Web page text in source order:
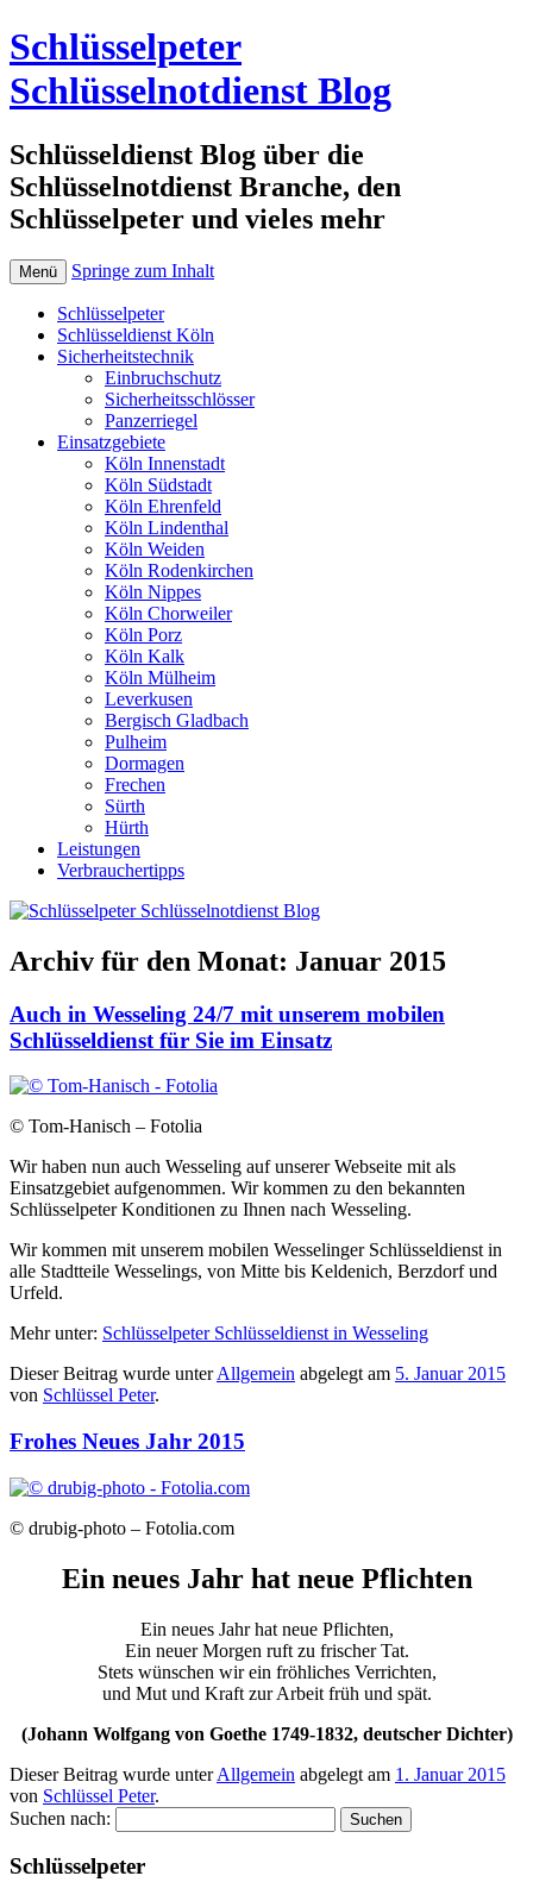
Schlüsselpeter
Schlüsselnotdienst Blog
Schlüsseldienst Blog über die
Schlüsselnotdienst Branche, den
Schlüsselpeter und vieles mehr
Menü Springe zum Inhalt
Schlüsselpeter
Schlüsseldienst Köln
Sicherheitstechnik
Einbruchschutz
Sicherheitsschlösser
Panzerriegel
Einsatzgebiete
Köln Innenstadt
Köln Südstadt
Köln Ehrenfeld
Köln Lindenthal
Köln Weiden
Köln Rodenkirchen
Köln Nippes
Köln Chorweiler
Köln Porz
Köln Kalk
Köln Mülheim
Leverkusen
Bergisch Gladbach
Pulheim
Dormagen
Frechen
Sürth
Hürth
Leistungen
Verbrauchertipps
Archiv für den Monat: Januar 2015
Auch in Wesseling 24/7 mit unserem mobilen
Schlüsseldienst für Sie im Einsatz
© Tom-Hanisch – Fotolia
Wir haben nun auch Wesseling auf unserer Webseite mit als
Einsatzgebiet aufgenommen. Wir kommen zu den bekannten
Schlüsselpeter Konditionen zu Ihnen nach Wesseling.
Wir kommen mit unserem mobilen Wesselinger Schlüsseldienst in
alle Stadtteile Wesselings, von Mitte bis Keldenich, Berzdorf und
Urfeld.
Mehr unter: Schlüsselpeter Schlüsseldienst in Wesseling
Dieser Beitrag wurde unterAllgemein abgelegt am 5. Januar 2015
von Schlüssel Peter.
Frohes Neues Jahr 2015
© drubig-photo – Fotolia.com
Ein neues Jahr hat neue Pflichten
Ein neues Jahr hat neue Pflichten,
Ein neuer Morgen ruft zu frischer Tat.
Stets wünschen wir ein fröhliches Verrichten,
und Mut und Kraft zur Arbeit früh und spät.
(Johann Wolfgang von Goethe 1749-1832, deutscher Dichter)
Dieser Beitrag wurde unterAllgemein abgelegt am 1. Januar 2015
von Schlüssel Peter.
Suchen nach:
Schlüsselpeter